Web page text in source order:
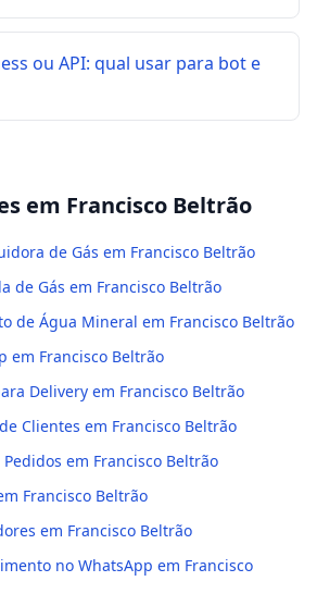
ou API: qual usar para bot e
em Francisco Beltrão
de Gás em Francisco Beltrão
de Gás em Francisco Beltrão
de Água Mineral em Francisco Beltrão
em Francisco Beltrão
Delivery em Francisco Beltrão
Clientes em Francisco Beltrão
em Francisco Beltrão
Francisco Beltrão
em Francisco Beltrão
no WhatsApp em Francisco